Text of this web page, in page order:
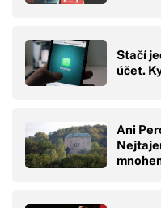
Stačí
účet.
Ani